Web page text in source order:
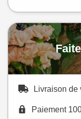
Livraison de
Paiement